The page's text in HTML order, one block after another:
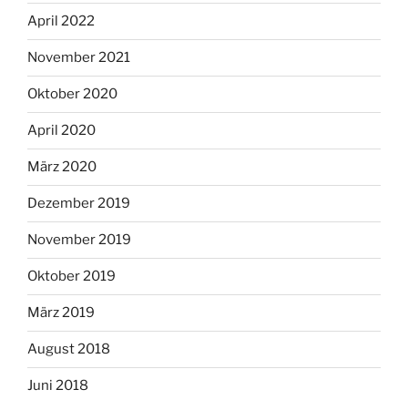
April 2022
November 2021
Oktober 2020
April 2020
März 2020
Dezember 2019
November 2019
Oktober 2019
März 2019
August 2018
Juni 2018